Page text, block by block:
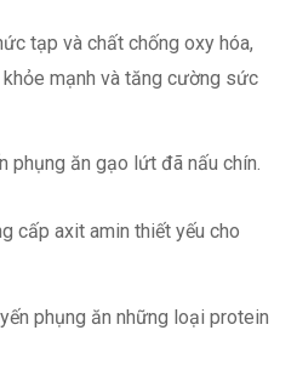
tạp và chất chống oxy hóa,
mạnh và tăng cường sức
phụng ăn gạo lứt đã nấu chín.
cấp axit amin thiết yếu cho
phụng ăn những loại protein